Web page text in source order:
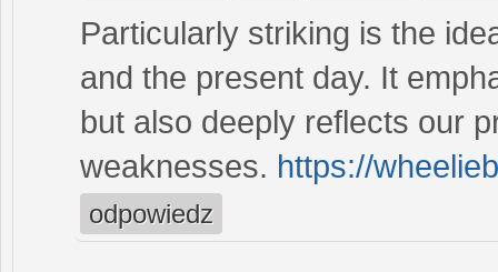
Particularly striking is the
and the present day. It
but also deeply reflects our
weaknesses. https://
odpowiedz